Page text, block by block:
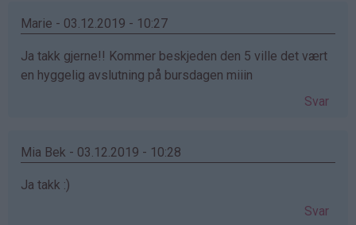
Marie - 03.12.2019 - 10:27
Ja takk gjerne!! Kommer beskjeden den 5 ville det vært
en hyggelig avslutning på bursdagen miiin
Svar
Mia Bek - 03.12.2019 - 10:28
Ja takk :)
Svar